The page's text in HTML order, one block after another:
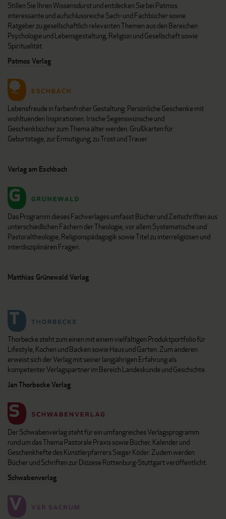
Stillen Sie Ihren Wissensdurst und entdecken Sie bei Patmos
interessante und aufschlussreiche Sach- und Fachbücher sowie
Ratgeber zu gesellschaftlich relevanten Themen aus den Bereichen
Psychologie und Lebensgestaltung, Religion und Gesellschaft sowie
Spiritualität.
Patmos Verlag
Lebensfreude in farbenfroher Gestaltung: Persönliche Geschenke mit
wohltuenden Inspirationen. Irische Segenswünsche und
Geschenkbücher zum Thema älter werden. Grußkarten für
Geburtstage, zur Ermutigung, zu Trost und Trauer.
Verlag am Eschbach
Das Programm dieses Fachverlages umfasst Bücher und Zeitschriften aus
unterschiedlichen Fächern der Theologie, vor allem Systematische und
Pastoraltheologie, Religionspädagogik sowie Titel zu interreligiösen und
interdisziplinären Fragen.
Matthias Grünewald Verlag
Thorbecke steht zum einen mit einem vielfältigen Produktportfolio für
Lifestyle, Kochen und Backen sowie Haus und Garten. Zum anderen
erweist sich der Verlag mit seiner langjährigen Erfahrung als
kompetenter Verlagspartner im Bereich Landeskunde und Geschichte.
Jan Thorbecke Verlag
Der Schwabenverlag steht für ein umfangreiches Verlagsprogramm
rund um das Thema Pastorale Praxis sowie Bücher, Kalender und
Geschenkhefte des Künstlerpfarrers Sieger Köder. Zudem werden
Bücher und Schriften zur Diözese Rottenburg-Stuttgart veröffentlicht.
Schwabenverlag